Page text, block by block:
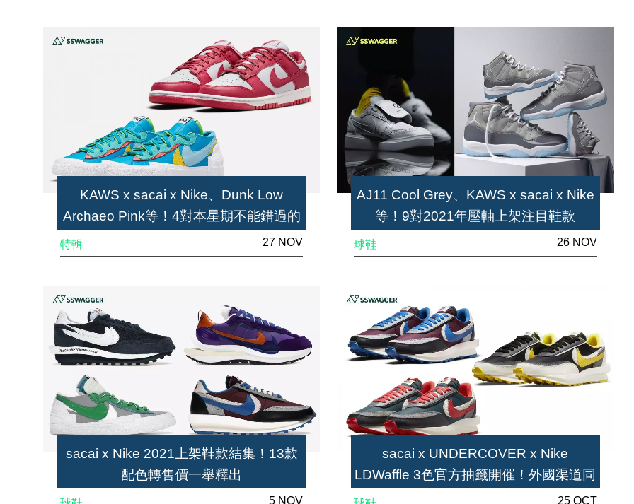
KAWS x sacai x Nike、Dunk Low
Archaeo Pink等！4對本星期不能錯過的
特輯 27 NOV
sacai x Nike 2021上架鞋款結集！13款
配色轉售價一舉釋出
5 NOV
AJ11 Cool Grey、KAWS x sacai x Nike
等！9對2021年壓軸上架注目鞋款
球鞋 26 NOV
sacai x UNDERCOVER x Nike
LDWaffle 3色官方抽籤開催！外國渠道同
25 OCT